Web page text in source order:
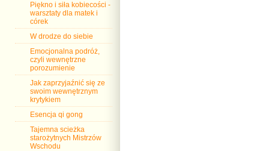
Piękno i siła kobiecości -
warsztaty dla matek i
córek
W drodze do siebie
Emocjonalna podróż,
czyli wewnętrzne
porozumienie
Jak zaprzyjaźnić się ze
swoim wewnętrznym
krytykiem
Esencja qi gong
Tajemna scieżka
starożytnych Mistrzów
Wschodu